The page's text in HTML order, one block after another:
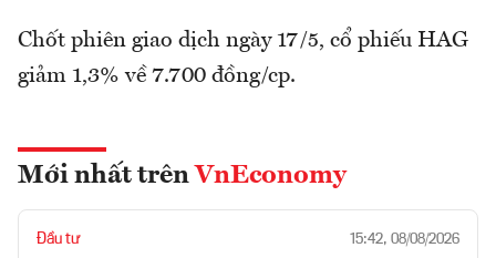
Chốt phiên giao dịch ngày 17/5, cổ phiếu HAG
giảm 1,3% về 7.700 đồng/cp.
Mới nhất trên VnEconomy
Đầu tư 15:42, 08/08/2026